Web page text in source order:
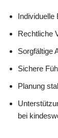
Individuelle
Rechtliche
Sorgfältige
Sichere
Planung
bei